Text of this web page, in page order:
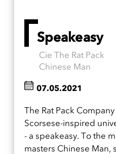
Speakeasy
Cie The Rat Pack
Chinese Man
The Rat Pack
Scorsese-inspired
- a speakeasy. To the
masters Chinese Man,
07.05.2021